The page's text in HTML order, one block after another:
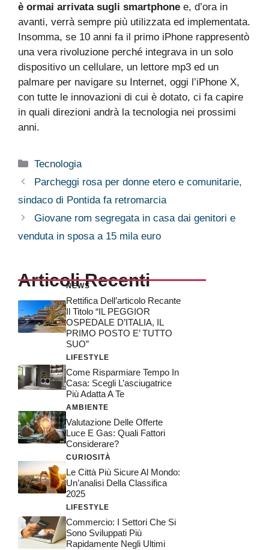
è ormai arrivata sugli smartphone e, d’ora in
avanti, verrà sempre più utilizzata ed implementata.
Insomma, se 10 anni fa il primo iPhone rappresentò
una vera rivoluzione perché integrava in un solo
dispositivo un cellulare, un lettore mp3 ed un
palmare per navigare su Internet, oggi l’iPhone X,
con tutte le innovazioni di cui è dotato, ci fa capire
in quali direzioni andrà la tecnologia nei prossimi
anni.
Categorie
Tecnologia
Parcheggi rosa per donne etero e comunitarie,
sindaco di Pontida fa retromarcia
Giovane rom segregata in casa dai genitori e
venduta in sposa a 15 mila euro
Articoli Recenti
NEWS
Rettifica Dell’articolo Recante
Il Titolo “IL PEGGIOR
OSPEDALE D’ITALIA, IL
PRIMO POSTO E’ TUTTO
SUO”
LIFESTYLE
Come Risparmiare Tempo In
Casa: Scegli L’asciugatrice
Più Adatta A Te
AMBIENTE
Valutazione Delle Offerte
Luce E Gas: Quali Fattori
Considerare?
CURIOSITÀ
Le Città Più Sicure Al Mondo:
Un’analisi Della Classifica
2025
LIFESTYLE
Commercio: I Settori Che Si
Sono Sviluppati Più
Rapidamente Negli Ultimi